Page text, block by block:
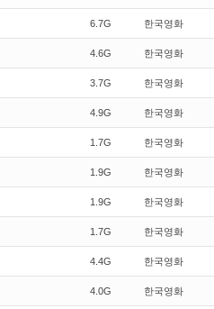
6.7G 한국영화
4.6G 한국영화
3.7G 한국영화
4.9G 한국영화
1.7G 한국영화
1.9G 한국영화
1.9G 한국영화
1.7G 한국영화
4.4G 한국영화
4.0G 한국영화